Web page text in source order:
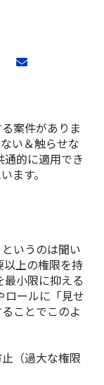
案件がありま
い＆触らせな
的に適用でき
ます。
いうのは聞い
以上の権限を持
小限に抑える
ロールに「見せ
ことでこのよ
（過大な権限